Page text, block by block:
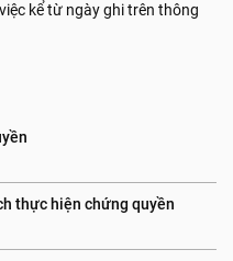
kể từ ngày ghi trên thông
thực hiện chứng quyền